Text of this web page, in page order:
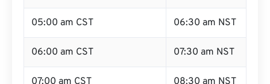
05:00 am CST 06:30 am NST
06:00 am CST 07:30 am NST
07:00 am CST 08:30 am NST